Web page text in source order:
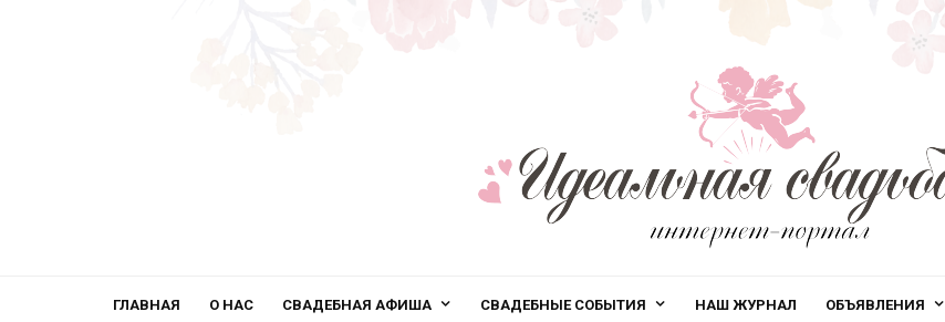
ГЛАВНАЯ О НАС СВАДЕБНАЯ АФИША СВАДЕБНЫЕ СОБЫТИЯ НАШ ЖУРНАЛ ОБЪЯВЛЕНИЯ